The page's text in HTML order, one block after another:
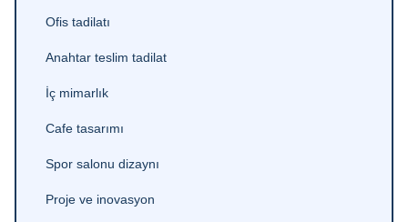
Ofis tadilatı
Anahtar teslim tadilat
İç mimarlık
Cafe tasarımı
Spor salonu dizaynı
Proje ve inovasyon